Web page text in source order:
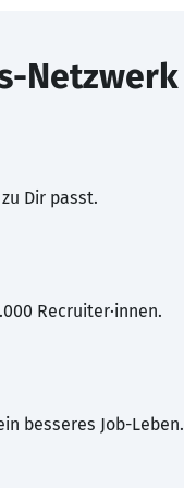
Netzwerk
Dir passt.
Recruiter·innen.
besseres Job-Leben.